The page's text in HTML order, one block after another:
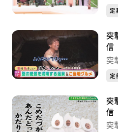
半
定
突
信
分
突
半
定
突
信
分
突